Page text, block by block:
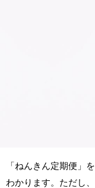
「ねんきん定期便」
わかります。ただし